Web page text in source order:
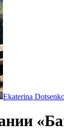
Ekaterina